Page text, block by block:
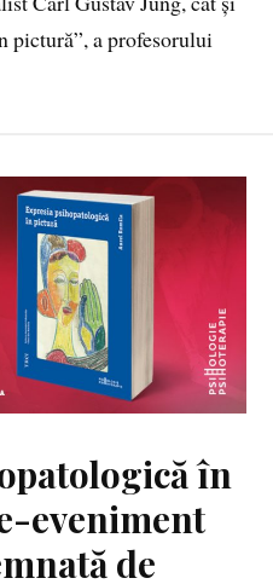
pictură”, a profesorului
în
eveniment
de